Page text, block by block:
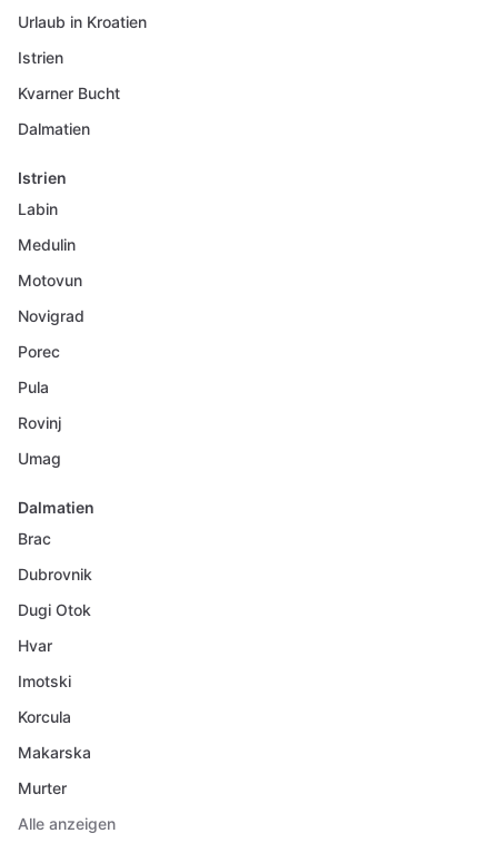
Urlaub in Kroatien
Istrien
Kvarner Bucht
Dalmatien
Istrien
Labin
Medulin
Motovun
Novigrad
Porec
Pula
Rovinj
Umag
Dalmatien
Brac
Dubrovnik
Dugi Otok
Hvar
Imotski
Korcula
Makarska
Murter
Alle anzeigen